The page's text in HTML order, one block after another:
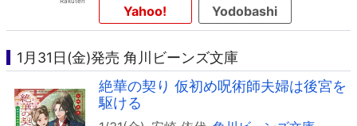
Yahoo!
Yodobashi
1月31日(金)発売 角川ビーンズ文庫
絶華の契り 仮初め呪術師夫婦は後宮を
駆ける